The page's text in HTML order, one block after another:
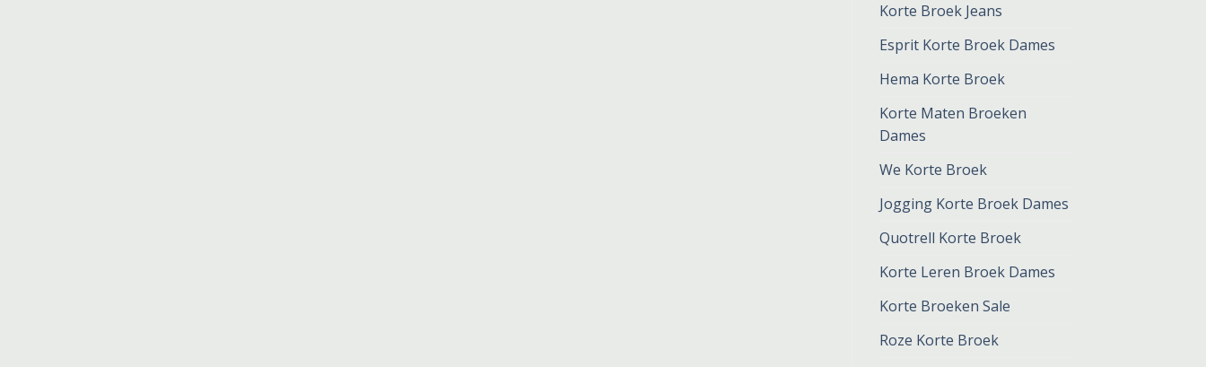
Korte Broek Jeans
Esprit Korte Broek Dames
Hema Korte Broek
Korte Maten Broeken
Dames
We Korte Broek
Jogging Korte Broek Dames
Quotrell Korte Broek
Korte Leren Broek Dames
Korte Broeken Sale
Roze Korte Broek